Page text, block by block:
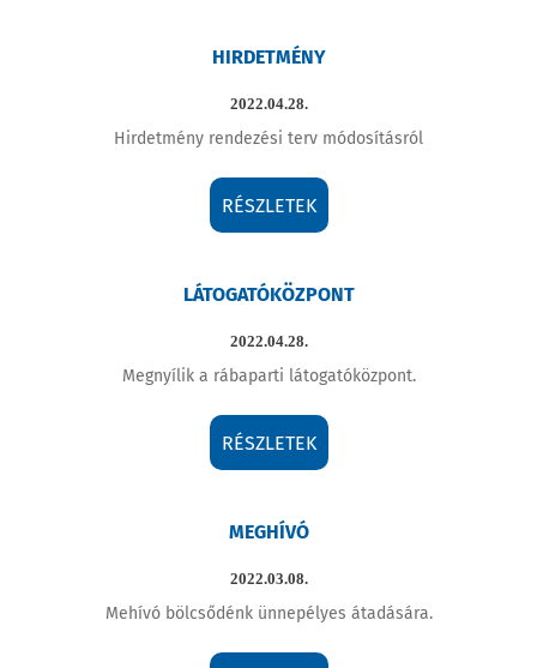
HIRDETMÉNY
2022.04.28.
Hirdetmény rendezési terv módosításról
RÉSZLETEK
LÁTOGATÓKÖZPONT
2022.04.28.
Megnyílik a rábaparti látogatóközpont.
RÉSZLETEK
MEGHÍVÓ
2022.03.08.
Mehívó bölcsődénk ünnepélyes átadására.